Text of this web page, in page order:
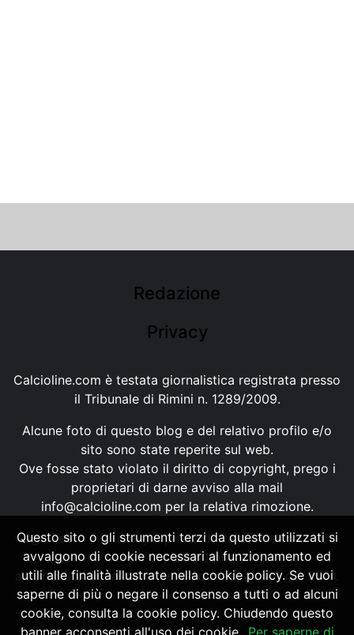
Redazione
Privacy
Calcioline.com è testata giornalistica registrata presso
il Tribunale di Rimini n. 1289/2009.
Alcune foto di questo blog e del relativo profilo e/o
sito sono state reperite sul web.
Ove fosse stato violato il diritto di copyright, prego i
proprietari di darne avviso alla mail
info@calcioline.com per la relativa rimozione.
Ogni testo e foto di proprietà di Calcioline.com non
possono essere copiati o riprodotti, senza
autorizzazione, ai sensi della normativa n.29 del 2001.
Questo sito o gli strumenti terzi da questo utilizzati si
avvalgono di cookie necessari al funzionamento ed
utili alle finalità illustrate nella cookie policy. Se vuoi
saperne di più o negare il consenso a tutti o ad alcuni
cookie, consulta la cookie policy. Chiudendo questo
banner acconsenti all'uso dei cookie.
Per saperne di